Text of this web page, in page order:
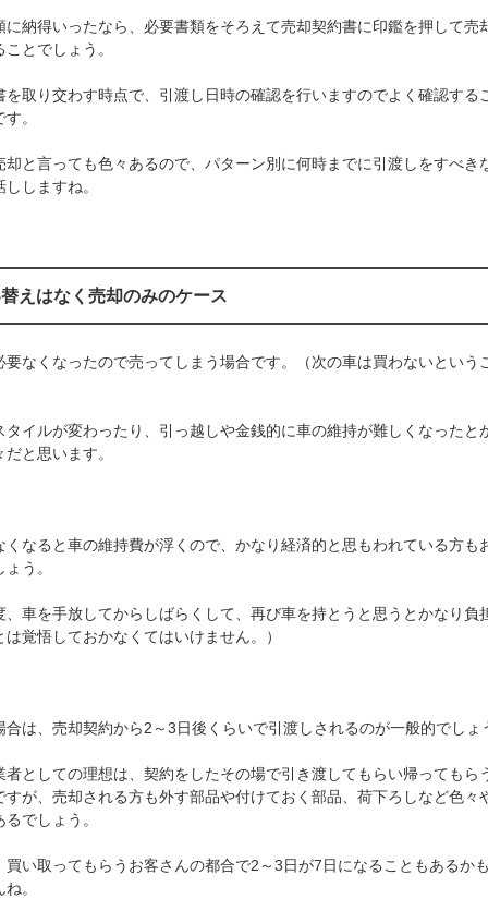
に納得いったなら、必要書類をそろえて売却契約書に印鑑を押して売
ことでしょう。
を取り交わす時点で、引渡し日時の確認を行いますのでよく確認する
。
却と言っても色々あるので、パターン別に何時までに引渡しをすべき
ししますね。
えはなく売却のみのケース
要なくなったので売ってしまう場合です。（次の車は買わないという
タイルが変わったり、引っ越しや金銭的に車の維持が難しくなったと
だと思います。
くなると車の維持費が浮くので、かなり経済的と思もわれている方も
う。
、車を手放してからしばらくして、再び車を持とうと思うとかなり負
は覚悟しておかなくてはいけません。）
合は、売却契約から2～3日後くらいで引渡しされるのが一般的でしょ
者としての理想は、契約をしたその場で引き渡してもらい帰ってもら
すが、売却される方も外す部品や付けておく部品、荷下ろしなど色々
るでしょう。
買い取ってもらうお客さんの都合で2～3日が7日になることもあるか
。